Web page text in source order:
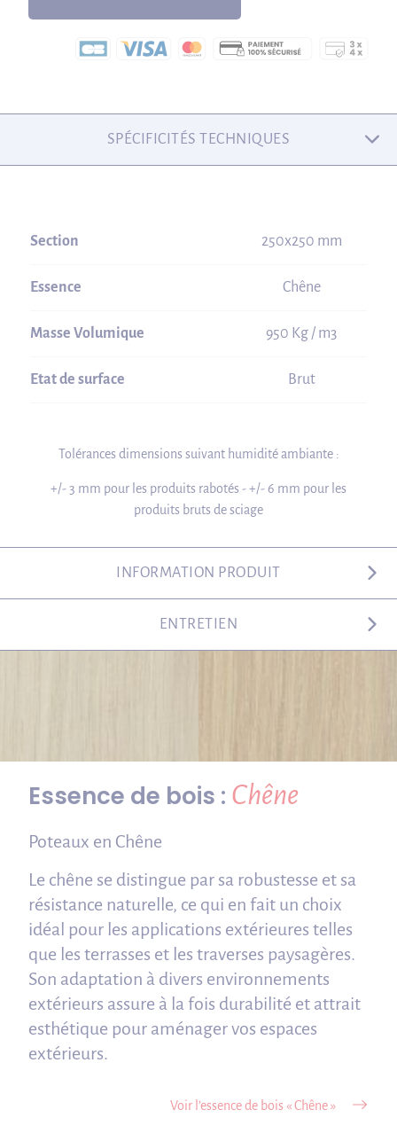
SPÉCIFICITÉS TECHNIQUES
Section 250x250 mm
Essence Chêne
Masse Volumique 950 Kg / m3
Etat de surface Brut
Tolérances dimensions suivant humidité ambiante :
+/- 3 mm pour les produits rabotés - +/- 6 mm pour les
produits bruts de sciage
INFORMATION PRODUIT
ENTRETIEN
Essence de bois : Chêne
Poteaux en Chêne
Le chêne se distingue par sa robustesse et sa
résistance naturelle, ce qui en fait un choix
idéal pour les applications extérieures telles
que les terrasses et les traverses paysagères.
Son adaptation à divers environnements
extérieurs assure à la fois durabilité et attrait
esthétique pour aménager vos espaces
extérieurs.
Voir l’essence de bois « Chêne »